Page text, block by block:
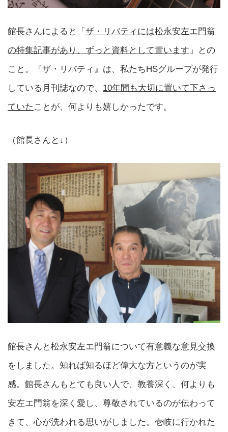
館長さんによると「 ザ・リバティには松永安左エ門翁
の特集記事があり、ずっと資料として置います 」との
こと。『ザ・リバティ』は、私たちHSグループが発行
している月刊誌なので、 10年間も大切に置いて下さっ
ていた ことが、何よりも嬉しかったです。
（館長さんと↓）
館長さんと松永安左エ門翁について有意義な意見交換
をしました。知れば知るほど偉大な方というのが実
感。館長さんもとても良い人で、教養深く、何よりも
安左エ門翁を深く愛し、尊敬されているのが伝わって
きて、心が洗われる思いがしました。壱岐に行かれた